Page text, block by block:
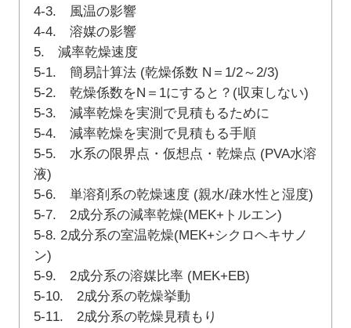
4-3. 風温の影響
4-4. 溶媒の影響
5. 減率乾燥速度
5-1. 簡易計算法 (乾燥係数 N＝1/2～2/3)
5-2. 乾燥係数をN＝1にすると？(収束しない)
5-3. 減率乾燥を実測で見積もるために
5-4. 減率乾燥を実測で見積もる手順
5-5. 水系の限界点・仮想点・乾燥点 (PVA水溶
液)
5-6. 単溶剤系の乾燥速度 (親水/疎水性と湿度)
5-7. 2成分系の減率乾燥(MEK+トルエン)
5-8. 2成分系の室温乾燥(MEK+シクロヘキサノ
ン)
5-9. 2成分系の溶媒比率 (MEK+EB)
5-10. 2成分系の乾燥挙動
5-11. 2成分系の乾燥見積もり